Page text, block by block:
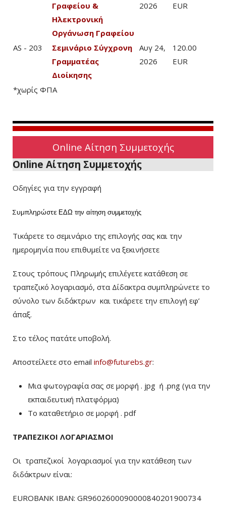
Γραφείου &
Ηλεκτρονική
Οργάνωση Γραφείου
2026
EUR
AS - 203
Σεμινάριο Σύγχρονη
Γραμματέας
Διοίκησης
Αυγ 24,
2026
120.00
EUR
*χωρίς ΦΠΑ
Online Αίτηση Συμμετοχής
Online Αίτηση Συμμετοχής
Οδηγίες για την εγγραφή
Συμπληρώστε ΕΔΩ την αίτηση συμμετοχής
Τικάρετε το σεμινάριο της επιλογής σας και την
ημερομηνία που επιθυμείτε να ξεκινήσετε
Στους τρόπους Πληρωμής επιλέγετε κατάθεση σε
τραπεζικό λογαριασμό, στα Δίδακτρα συμπληρώνετε το
σύνολο των διδάκτρων και τικάρετε την επιλογή εφ’
άπαξ.
Στο τέλος πατάτε υποβολή.
Αποστείλετε στο email info@futurebs.gr:
Μια φωτογραφία σας σε μορφή . jpg ή .png (για την
εκπαιδευτική πλατφόρμα)
To καταθετήριο σε μορφή . pdf
ΤΡΑΠΕΖΙΚΟΙ ΛΟΓΑΡΙΑΣΜΟΙ
Οι τραπεζικοί λογαριασμοί για την κατάθεση των
διδάκτρων είναι:
EUROBANK IBAN: GR9602600090000840201900734